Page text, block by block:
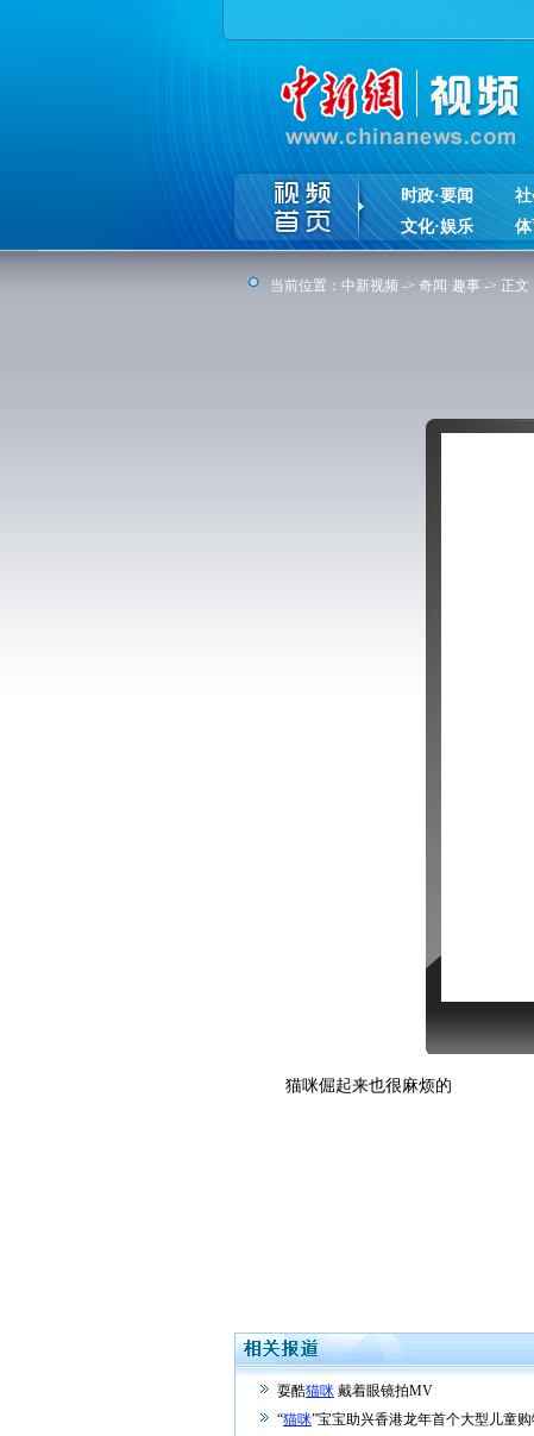
时政·要闻 社
文化·娱乐
体
当前位置： 中新视频 -> 奇闻·趣事 -> 正文
猫咪倔起来也很麻烦的
耍酷猫咪 戴着眼镜拍MV
“猫咪”宝宝助兴香港龙年首个大型儿童购